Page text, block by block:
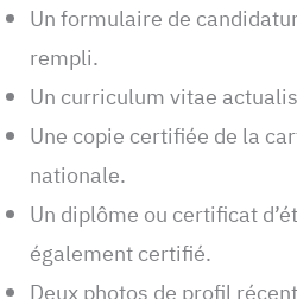
Un formulaire de
rempli.
Un curriculum vitae
Une copie certifiée de la
nationale.
Un diplôme ou certificat
également certifié.